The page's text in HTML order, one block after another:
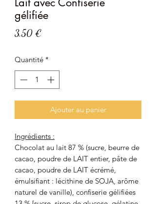
gélifiée
3,50 €
Quantité *
Ajouter au panier
Ingrédients :
Chocolat au lait 87 % (sucre, beurre de
cacao, poudre de LAIT entier, pâte de
cacao, poudre de LAIT écrémé,
émulsifiant : lécithine de SOJA, arôme
naturel de vanille), confiserie gélifiées